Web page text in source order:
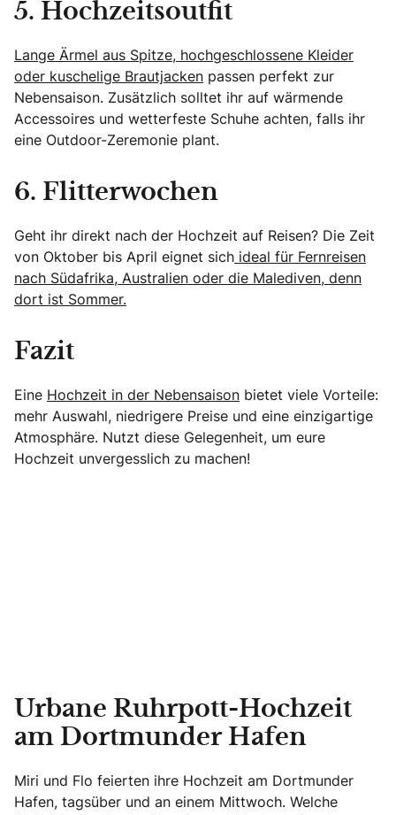
5. Hochzeitsoutfit
Lange Ärmel aus Spitze, hochgeschlossene Kleider
oder kuschelige Brautjacken passen perfekt zur
Nebensaison. Zusätzlich solltet ihr auf wärmende
Accessoires und wetterfeste Schuhe achten, falls ihr
eine Outdoor-Zeremonie plant.
6. Flitterwochen
Geht ihr direkt nach der Hochzeit auf Reisen? Die Zeit
von Oktober bis April eignet sich ideal für Fernreisen
nach Südafrika, Australien oder die Malediven, denn
dort ist Sommer.
Fazit
Eine Hochzeit in der Nebensaison bietet viele Vorteile:
mehr Auswahl, niedrigere Preise und eine einzigartige
Atmosphäre. Nutzt diese Gelegenheit, um eure
Hochzeit unvergesslich zu machen!
Urbane Ruhrpott-Hochzeit
am Dortmunder Hafen
Miri und Flo feierten ihre Hochzeit am Dortmunder
Hafen, tagsüber und an einem Mittwoch. Welche